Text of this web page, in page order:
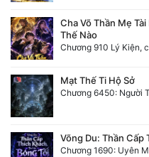
Cha Võ Thần Mẹ
Thế Nào
Chương 910 Lý Kiện,
Mạt Thế Ti Hộ Sở
Chương 6450: Người
Võng Du: Thần Cấp
Chương 1690: Uyên